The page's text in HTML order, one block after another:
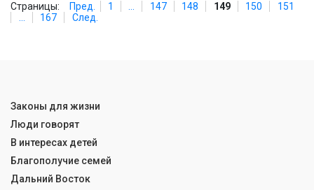
Страницы: Пред. 1 147 148 149 150
151
167 След.
Законы для жизни
Люди говорят
В интересах детей
Благополучие семей
Дальний Восток